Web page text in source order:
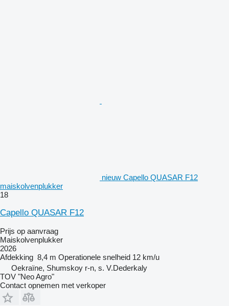
nieuw Capello QUASAR F12
maiskolvenplukker
18
Capello QUASAR F12
Prijs op aanvraag
Maiskolvenplukker
2026
Afdekking 8,4 m Operationele snelheid 12 km/u
Oekraïne, Shumskoy r-n, s. V.Dederkaly
TOV "Neo Agro"
Contact opnemen met verkoper